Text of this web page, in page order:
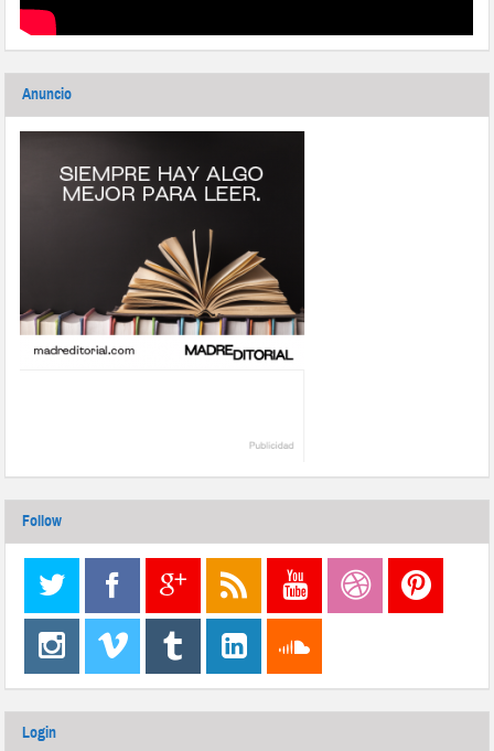
Anuncio
Follow
Login